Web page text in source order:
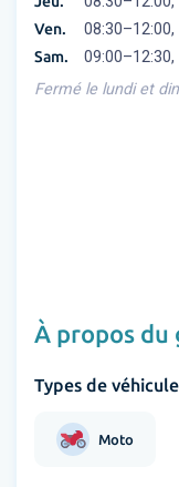
Ven.
Sam.
Fermé le lundi et
À propos du
Types de
Moto